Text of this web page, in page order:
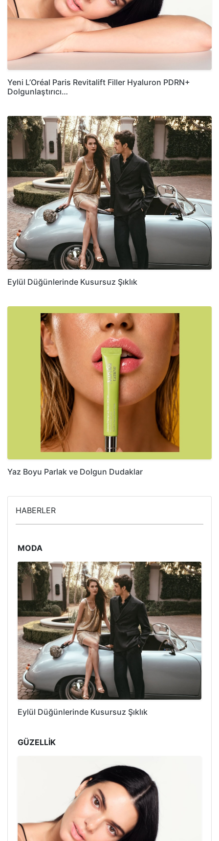
Yeni L’Oréal Paris Revitalift Filler Hyaluron PDRN+
Dolgunlaştırıcı…
Eylül Düğünlerinde Kusursuz Şıklık
Yaz Boyu Parlak ve Dolgun Dudaklar
HABERLER
MODA
Eylül Düğünlerinde Kusursuz Şıklık
GÜZELLİK